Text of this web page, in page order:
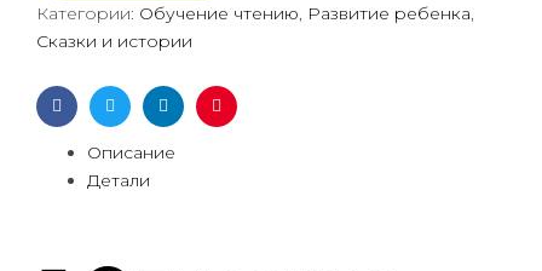
Категории: Обучение чтению Развитие ребенка
Сказки и истории
FacebookTwitterLinkedinPinterest
Описание
Детали